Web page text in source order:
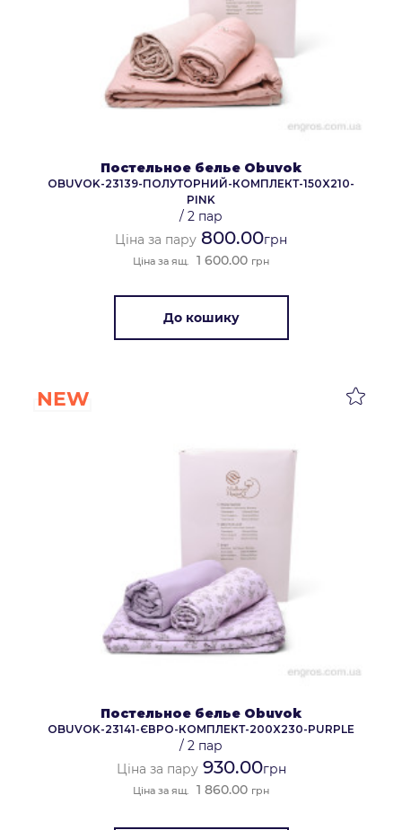
Постельное белье Obuvok
OBUVOK-23139-ПОЛУТОРНИЙ-КОМПЛЕКТ-150X210-
PINK
/ 2 пар
Ціна за пару 800.00грн
Ціна за ящ. 1 600.00 грн
До кошику
NEW
Постельное белье Obuvok
OBUVOK-23141-ЄВРО-КОМПЛЕКТ-200X230-PURPLE
/ 2 пар
Ціна за пару930.00грн
Ціна за ящ. 1 860.00 грн